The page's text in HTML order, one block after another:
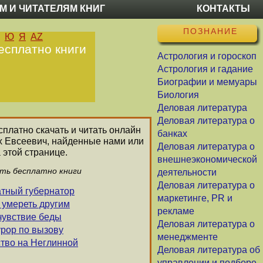
И ЧИТАТЕЛЯМ КНИГ КОНТАКТЫ
ПОЗНАНИЕ
Астрология и гороскоп
Астрология и гадание
Биографии и мемуары
Биология
Деловая литература
Деловая литература о
банках
Деловая литература о
внешнеэкономической
деятельности
Деловая литература о
маркетинге, PR и
рекламе
Деловая литература о
менеджменте
Деловая литература об
Ю Я AZ
книги
скачать и читать онлайн
Евсеевич, найденные нами или
странице.
бесплатно книги
губернатор
другим
беды
по вызову
на Неглинной